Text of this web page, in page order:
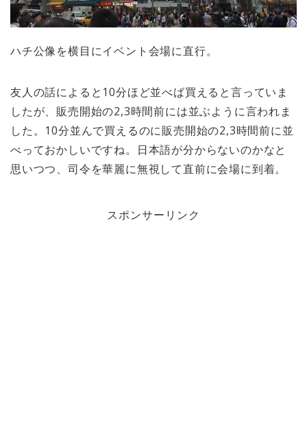
ハチ公像を横目にイベント会場に直行。
友人の話によると10分ほど並べば買えると言っていま
したが、販売開始の2,3時間前には並ぶように言われま
した。10分並んで買えるのに販売開始の2,3時間前に並
べっておかしいですね。日本語が分からないのかなと
思いつつ、司令を華麗に無視して直前に会場に到着。
スポンサーリンク